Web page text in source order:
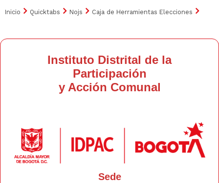
Inicio Quicktabs Nojs Caja de Herramientas Elecciones
Instituto Distrital de la
Participación
y Acción Comunal
Sede